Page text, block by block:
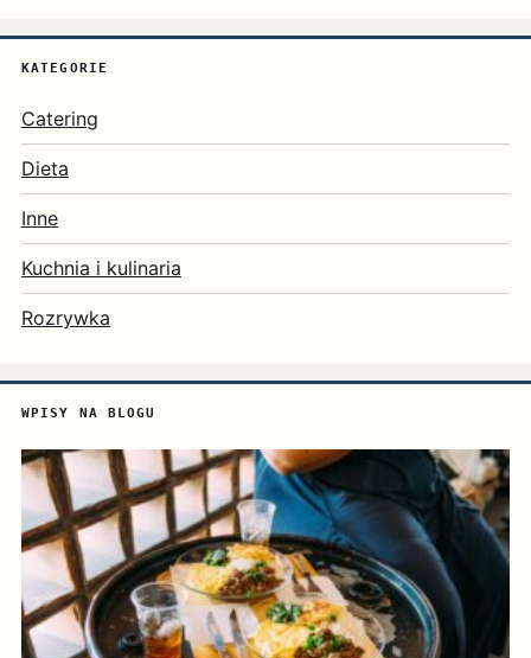
KATEGORIE
Catering
Dieta
Inne
Kuchnia i kulinaria
Rozrywka
WPISY NA BLOGU